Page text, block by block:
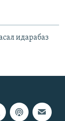
идарабаз